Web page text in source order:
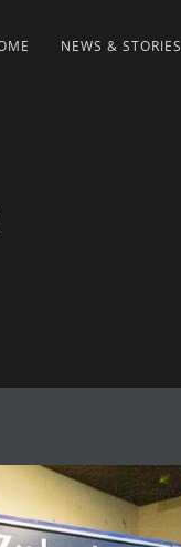
NEWS & STORIES